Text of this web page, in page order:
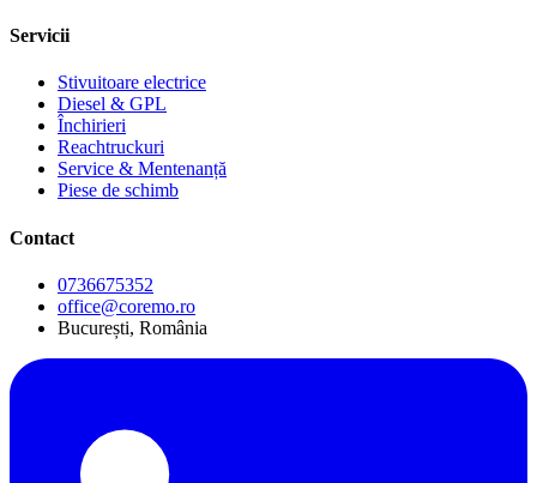
Servicii
Stivuitoare electrice
Diesel & GPL
Închirieri
Reachtruckuri
Service & Mentenanță
Piese de schimb
Contact
0736675352
office@coremo.ro
București, România